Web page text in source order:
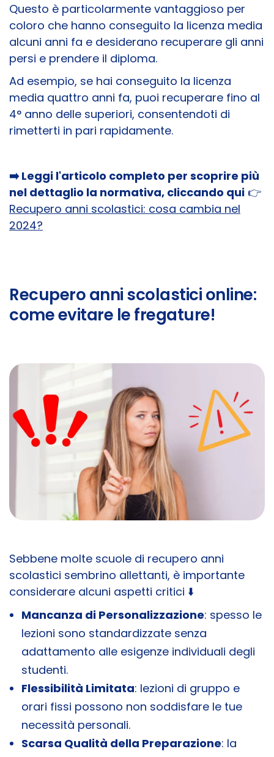
Questo è particolarmente vantaggioso per
coloro che hanno conseguito la licenza media
alcuni anni fa e desiderano recuperare gli anni
persi e prendere il diploma.
Ad esempio, se hai conseguito la licenza
media quattro anni fa, puoi recuperare fino al
4° anno delle superiori, consentendoti di
rimetterti in pari rapidamente.
➡️ Leggi l'articolo completo per scoprire più
nel dettaglio la normativa, cliccando qui 👉
Recupero anni scolastici: cosa cambia nel
2024?
Recupero anni scolastici online:
come evitare le fregature!
Sebbene molte scuole di recupero anni
scolastici sembrino allettanti, è importante
considerare alcuni aspetti critici ⬇️
Mancanza di Personalizzazione: spesso le
lezioni sono standardizzate senza
adattamento alle esigenze individuali degli
studenti.
Flessibilità Limitata: lezioni di gruppo e
orari fissi possono non soddisfare le tue
necessità personali.
Scarsa Qualità della Preparazione: la